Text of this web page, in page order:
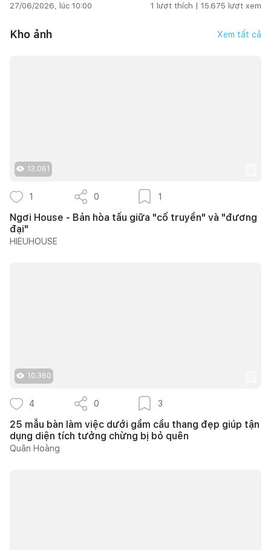
27/06/2026, lúc 10:00 1 lượt thích | 15.675 lượt xem
Kho ảnh Xem tất cả
13.061
1 0 1
Ngơi House - Bản hòa tấu giữa "cổ truyền" và "đương
đại"
HIEUHOUSE
10.360
4 0 3
25 mẫu bàn làm việc dưới gầm cầu thang đẹp giúp tận
dụng diện tích tưởng chừng bị bỏ quên
Quân Hoàng